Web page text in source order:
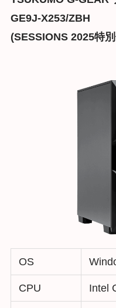
GE9J-X253/ZBH
(SESSIONS 2025特
OS
CPU Intel